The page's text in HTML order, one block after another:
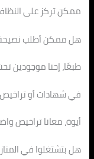
ممكن تركز على
هل ممكن أطلب
طبعًا، إحنا موجودين
في شهادات أو
أيوة، معانا تراخيص
هل بتشتغلوا في